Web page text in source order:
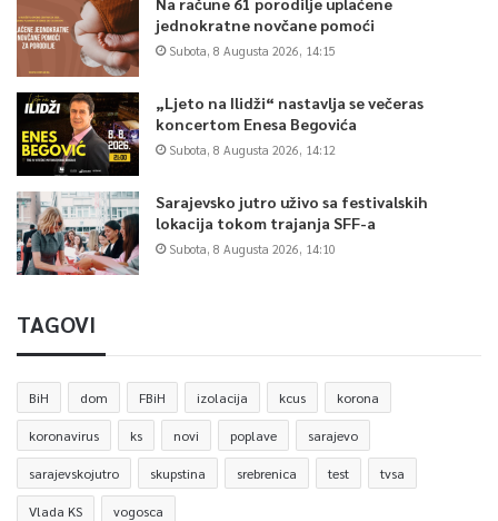
jednokratne novčane pomoći
Subota, 8 Augusta 2026, 14:15
„Ljeto na Ilidži“ nastavlja se večeras
koncertom Enesa Begovića
Subota, 8 Augusta 2026, 14:12
Sarajevsko jutro uživo sa festivalskih
lokacija tokom trajanja SFF-a
Subota, 8 Augusta 2026, 14:10
TAGOVI
BiH dom FBiH izolacija kcus korona
koronavirus ks novi poplave sarajevo
sarajevskojutro skupstina srebrenica test tvsa
Vlada KS vogosca